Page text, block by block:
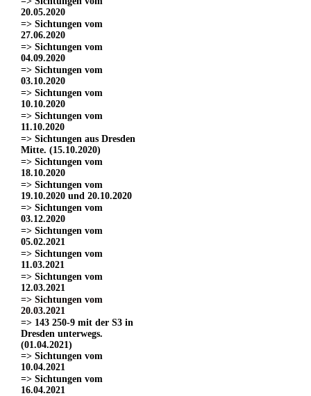
20.05.2020
=> Sichtungen vom
27.06.2020
=> Sichtungen vom
04.09.2020
=> Sichtungen vom
03.10.2020
=> Sichtungen vom
10.10.2020
=> Sichtungen vom
11.10.2020
=> Sichtungen aus Dresden
Mitte. (15.10.2020)
=> Sichtungen vom
18.10.2020
=> Sichtungen vom
19.10.2020 und 20.10.2020
=> Sichtungen vom
03.12.2020
=> Sichtungen vom
05.02.2021
=> Sichtungen vom
11.03.2021
=> Sichtungen vom
12.03.2021
=> Sichtungen vom
20.03.2021
=> 143 250-9 mit der S3 in
Dresden unterwegs.
(01.04.2021)
=> Sichtungen vom
10.04.2021
=> Sichtungen vom
16.04.2021